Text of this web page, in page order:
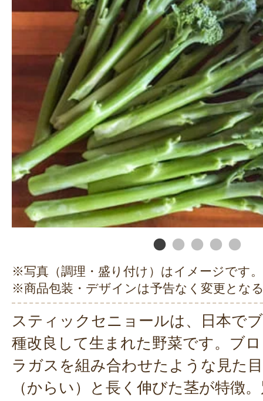
※写真（調理・盛り付け）はイメージです。
※商品包装・デザインは予告なく変更とな
スティックセニョールは、日本で
種改良して生まれた野菜です。ブ
ラガスを組み合わせたような見た
（からい）と長く伸びた茎が特徴